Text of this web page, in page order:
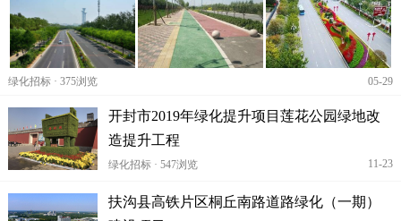
05-29
绿化招标 · 375浏览
开封市2019年绿化提升项目莲花公园绿地改
造提升工程
11-23
绿化招标 · 547浏览
扶沟县高铁片区桐丘南路道路绿化（一期）